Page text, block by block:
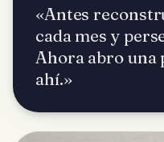
«Antes
cada mes y
Ahora abro una
ahí.»